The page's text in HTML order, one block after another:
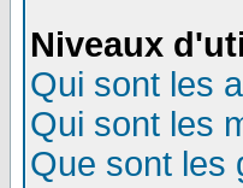
Niveaux
Qui sont les
Qui sont les
Que sont les